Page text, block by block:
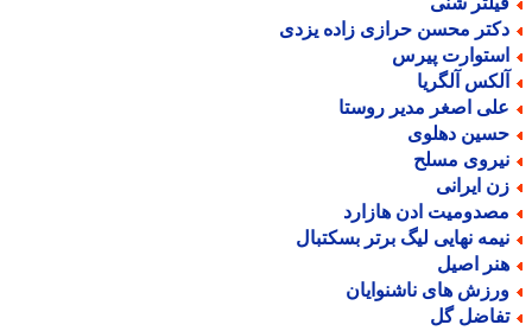
محسن حرازی زاده یزدی
پیرس
آلگریا
اصغر مدیر روستا
دهلوی
مسلح
ایرانی
ادن هازارد
نهایی لیگ برتر بسکتبال
اصیل
های ناشنوایان
گل